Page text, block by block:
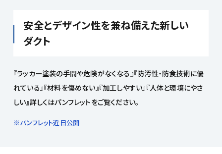
安全とデザイン性を兼ね備えた新しい
ダクト
『ラッカー塗装の手間や危険がなくなる』『防汚性・防食技術に優
れている』『材料を傷めない』『加工しやすい』『人体と環境にやさ
しい』詳しくはパンフレットをご覧ください。
※パンフレット近日公開